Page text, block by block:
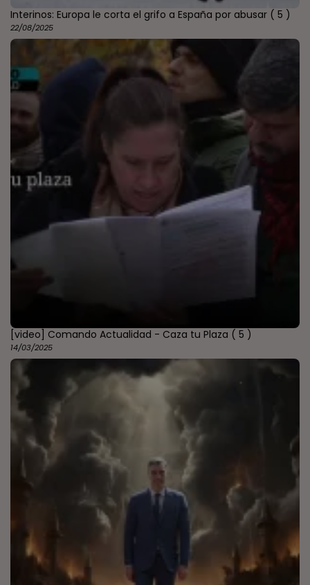
Interinos: Europa le corta el grifo a España por abusar ( 5 )
22/08/2025
[video] Comando Actualidad - Caza tu Plaza ( 5 )
14/03/2025